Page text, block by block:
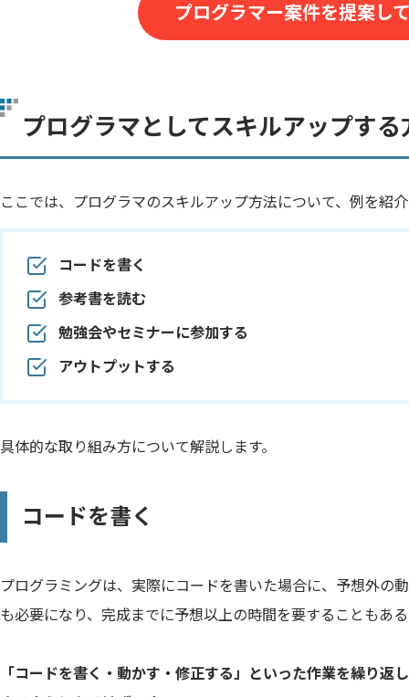
プログラマー案件を提案し
プログラマとしてスキルアップする
ここでは、プログラマのスキルアップ方法について、例を紹
コードを書く
参考書を読む
勉強会やセミナーに参加する
アウトプットする
具体的な取り組み方について解説します。
コードを書く
プログラミングは、実際にコードを書いた場合に、予想外の
も必要になり、完成までに予想以上の時間を要することもあ
「コードを書く・動かす・修正する」といった作業を繰り返